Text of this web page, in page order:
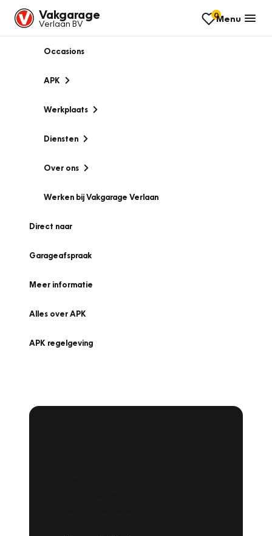
Vakgarage
Verlaan BV
0Menu
Occasions
APK
Werkplaats
Diensten
Over ons
Werken bij Vakgarage Verlaan
Direct naar
Garageafspraak
Meer informatie
Alles over APK
APK regelgeving